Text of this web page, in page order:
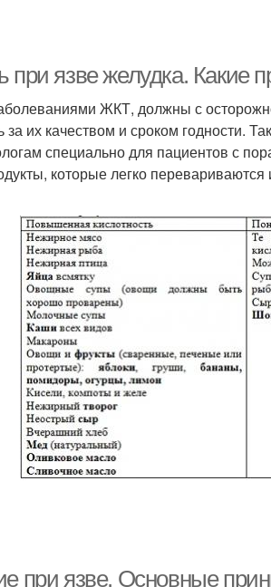
при язве желудка. Какие
ЖКТ, должны с
за их качеством и сроком годности.
специально для пациентов с
которые легко
при язве. Основные